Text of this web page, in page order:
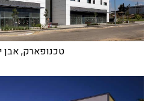
טכנופארק, אבן